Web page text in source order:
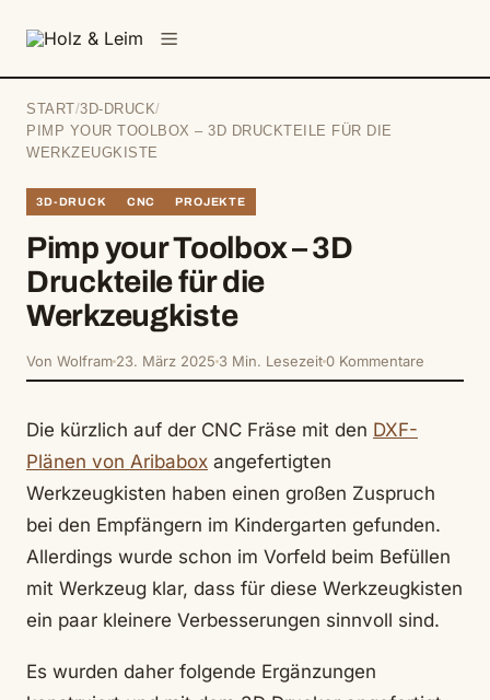
START /3D-DRUCK/
PIMP YOUR TOOLBOX – 3D DRUCKTEILE FÜR DIE
WERKZEUGKISTE
3D-DRUCK CNC PROJEKTE
Pimp your Toolbox – 3D
Druckteile für die
Werkzeugkiste
Von Wolfram 23. März 2025 3 Min. Lesezeit0 Kommentare
Die kürzlich auf der CNC Fräse mit den DXF-
Plänen von Aribabox angefertigten
Werkzeugkisten haben einen großen Zuspruch
bei den Empfängern im Kindergarten gefunden.
Allerdings wurde schon im Vorfeld beim Befüllen
mit Werkzeug klar, dass für diese Werkzeugkisten
ein paar kleinere Verbesserungen sinnvoll sind.
Es wurden daher folgende Ergänzungen